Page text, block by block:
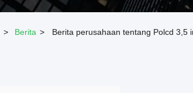
> Berita > Berita perusahaan tentang Polcd 3,5